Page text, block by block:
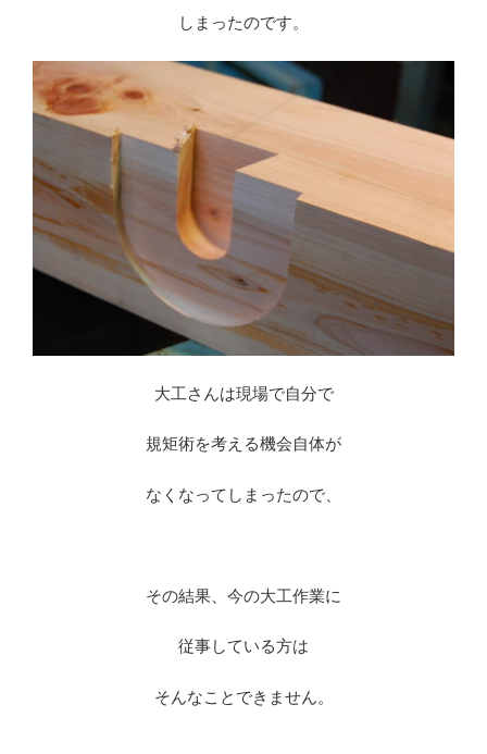
しまったのです。
大工さんは現場で自分で
規矩術を考える機会自体が
なくなってしまったので、
その結果、今の大工作業に
従事している方は
そんなことできません。